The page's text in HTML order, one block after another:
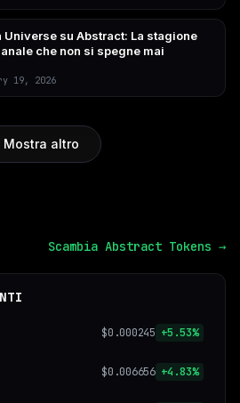
Universe su Abstract: La stagione
che non si spegne mai
19, 2026
Mostra altro
Scambia Abstract Tokens →
$0.000245 +5.53%
$0.006656 +4.83%